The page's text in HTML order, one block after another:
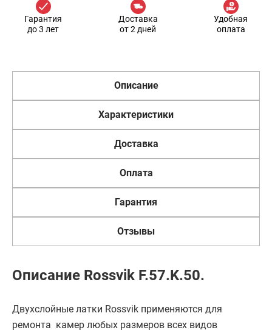
Гарантия
до 3 лет
Доставка
от 2 дней
Удобная
оплата
Описание
Характеристики
Доставка
Оплата
Гарантия
Отзывы
Описание Rossvik F.57.K.50.
Двухслойные латки Rossvik применяются для
ремонта камер любых размеров всех видов